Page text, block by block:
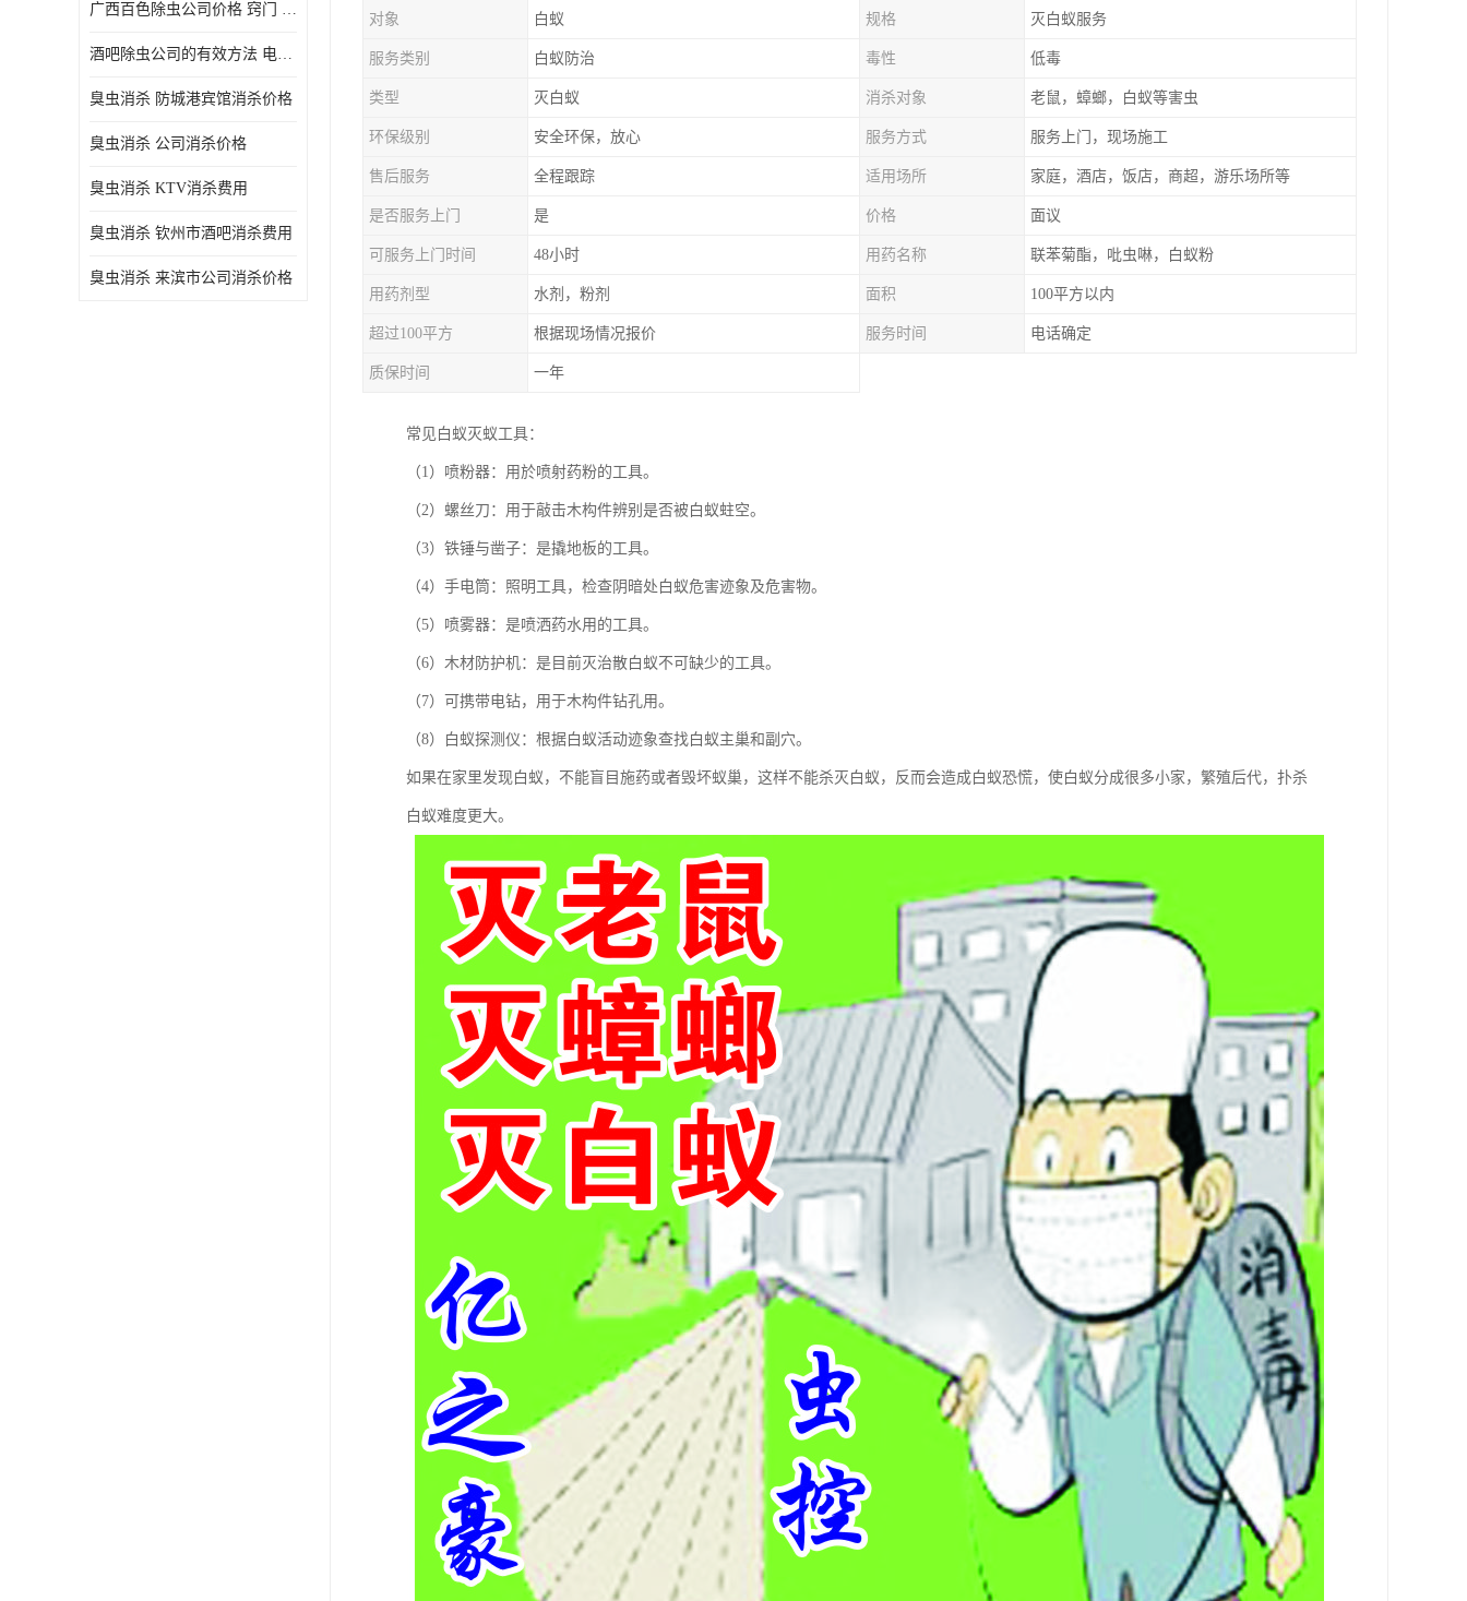
广西百色除虫公司价格 窍门 除蟑螂
酒吧除虫公司的有效方法 电话 除螨虫
臭虫消杀 防城港宾馆消杀价格
臭虫消杀 公司消杀价格
臭虫消杀 KTV消杀费用
臭虫消杀 钦州市酒吧消杀费用
臭虫消杀 来滨市公司消杀价格
对象 白蚁 规格 灭白蚁服务
服务类别 白蚁防治 毒性 低毒
类型 灭白蚁 消杀对象 老鼠，蟑螂，白蚁等害虫
环保级别 安全环保，放心 服务方式 服务上门，现场施工
售后服务 全程跟踪 适用场所 家庭，酒店，饭店，商超，游乐场所等
是否服务上门 是 价格 面议
可服务上门时间 48小时 用药名称 联苯菊酯，吡虫啉，白蚁粉
用药剂型 水剂，粉剂 面积 100平方以内
超过100平方 根据现场情况报价 服务时间 电话确定
质保时间 一年
常见白蚁灭蚁工具：
（1）喷粉器：用於喷射药粉的工具。
（2）螺丝刀：用于敲击木构件辨别是否被白蚁蛀空。
（3）铁锤与凿子：是撬地板的工具。
（4）手电筒：照明工具，检查阴暗处白蚁危害迹象及危害物。
（5）喷雾器：是喷洒药水用的工具。
（6）木材防护机：是目前灭治散白蚁不可缺少的工具。
（7）可携带电钻，用于木构件钻孔用。
（8）白蚁探测仪：根据白蚁活动迹象查找白蚁主巢和副穴。
如果在家里发现白蚁，不能盲目施药或者毁坏蚁巢，这样不能杀灭白蚁，反而会造成白蚁恐慌，使白蚁分成很多小家，繁殖后代，扑杀
白蚁难度更大。